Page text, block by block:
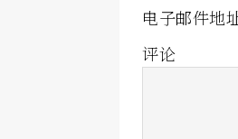
电子邮件地
评论